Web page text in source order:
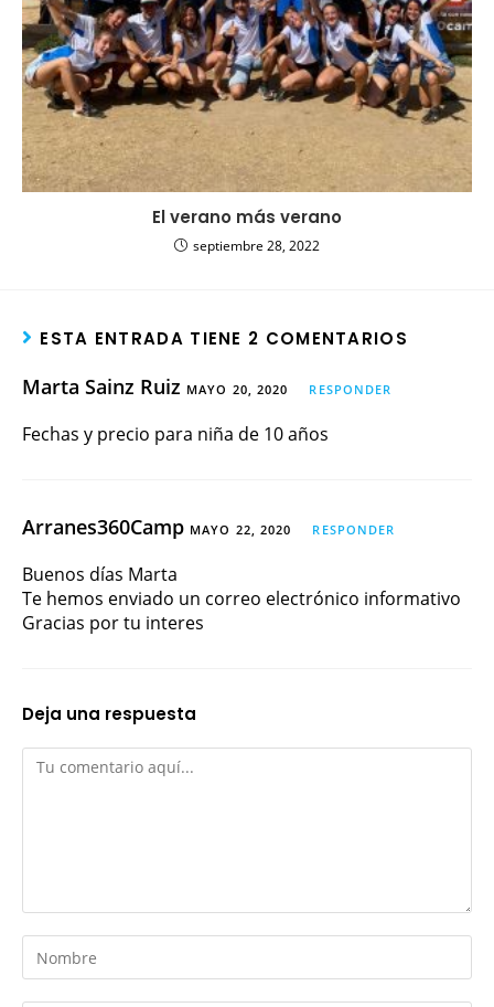
El verano más verano
septiembre 28, 2022
ESTA ENTRADA TIENE 2 COMENTARIOS
Marta Sainz Ruiz MAYO 20, 2020 RESPONDER
Fechas y precio para niña de 10 años
Arranes360Camp MAYO 22, 2020 RESPONDER
Buenos días Marta
Te hemos enviado un correo electrónico informativo
Gracias por tu interes
Deja una respuesta